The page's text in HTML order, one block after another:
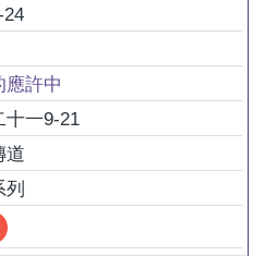
24
應許中
十一9-21
道